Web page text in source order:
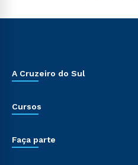
A Cruzeiro do Sul
Cursos
Faça parte